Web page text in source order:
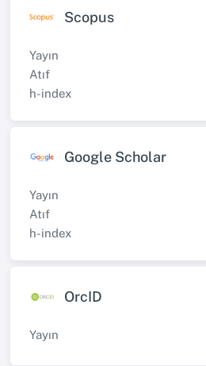
Scopus
Yayın
Atıf
h-index
Google Scholar
Yayın
Atıf
h-index
OrcID
Yayın